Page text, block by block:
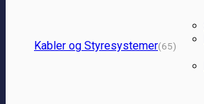
Kabler og Styresystemer(65)